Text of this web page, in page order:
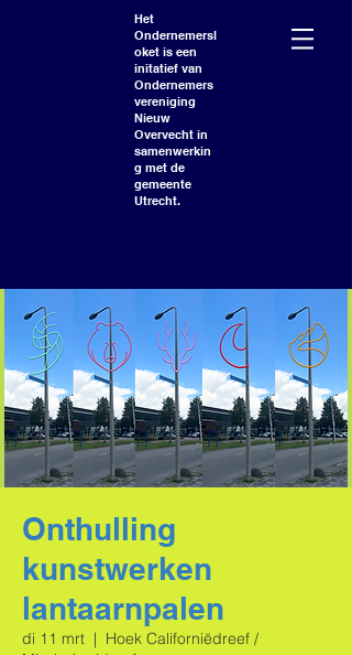
Het
Ondernemersl
oket is een
initatief van
Ondernemers
vereniging
Nieuw
Overvecht in
samenwerkin
g met de
gemeente
Utrecht.
Onthulling
kunstwerken
lantaarnpalen
di 11 mrt
  |
Hoek Californiëdreef /